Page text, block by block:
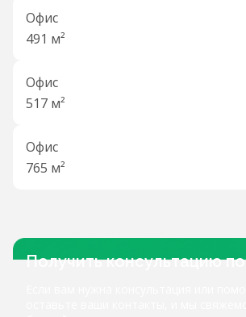
Офис
491 м²
Офис
517 м²
Офис
765 м²
Получить консультацию